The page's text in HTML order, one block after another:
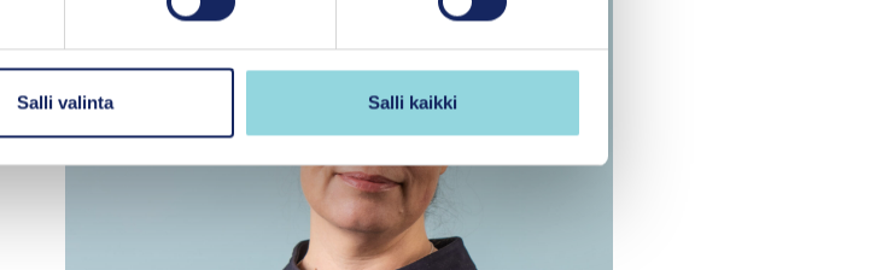
Salli valinta Salli kaikki